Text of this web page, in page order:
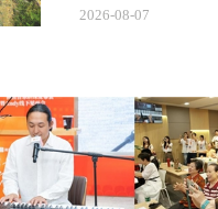
2026-08-07